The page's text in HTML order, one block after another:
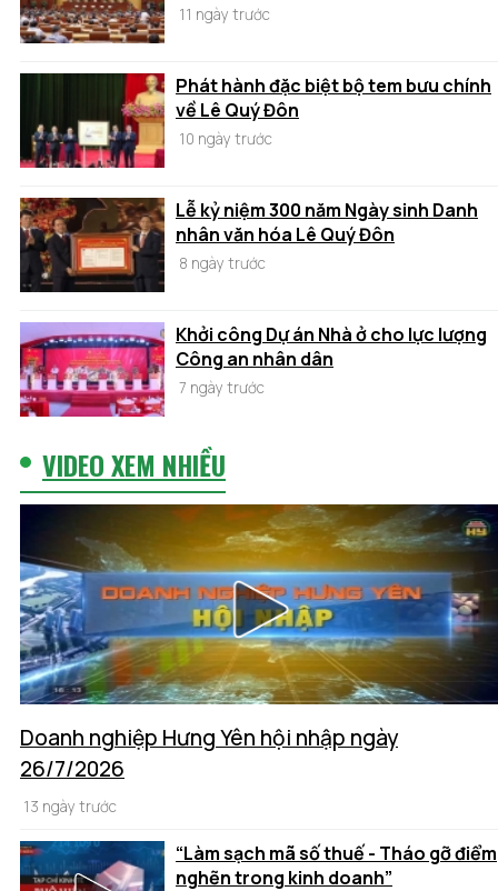
11 ngày trước
Phát hành đặc biệt bộ tem bưu chính
về Lê Quý Đôn
10 ngày trước
Lễ kỷ niệm 300 năm Ngày sinh Danh
nhân văn hóa Lê Quý Đôn
8 ngày trước
Khởi công Dự án Nhà ở cho lực lượng
Công an nhân dân
7 ngày trước
VIDEO XEM NHIỀU
Doanh nghiệp Hưng Yên hội nhập ngày
26/7/2026
13 ngày trước
“Làm sạch mã số thuế - Tháo gỡ điểm
nghẽn trong kinh doanh”